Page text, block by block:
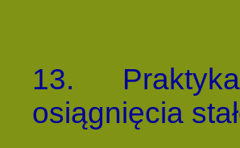
13.
osiągnięcia